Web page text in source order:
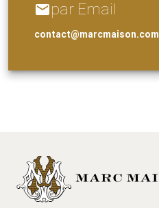
emailpar Email
contact@marcmaison.com